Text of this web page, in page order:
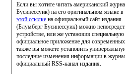
Если вы хотите читать американский
Бусинессуик) на его оригинальном языке
этой ссылке на официальный сайт
(Блумберг Бусинессуик) можно
устройстве, или же установив
официальное приложение для
также вы можете установить универсальную читалку. Для
последние изменения информации в
официальный RSS-канал издания.